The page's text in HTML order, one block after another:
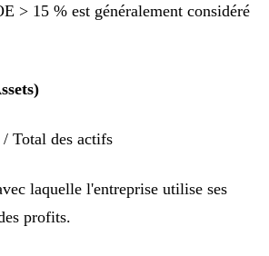
> 15 % est généralement considéré
Total des actifs
laquelle l'entreprise utilise ses
profits.